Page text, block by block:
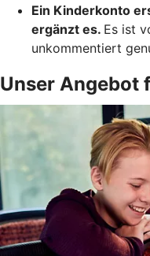
Ein Kinderkonto
ergänzt es. Es ist
unkommentiert
Unser Angebot